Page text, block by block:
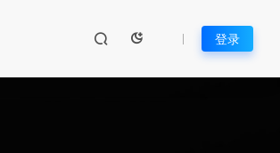
登录